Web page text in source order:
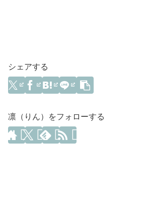
シェアする
凛（りん）をフォローする